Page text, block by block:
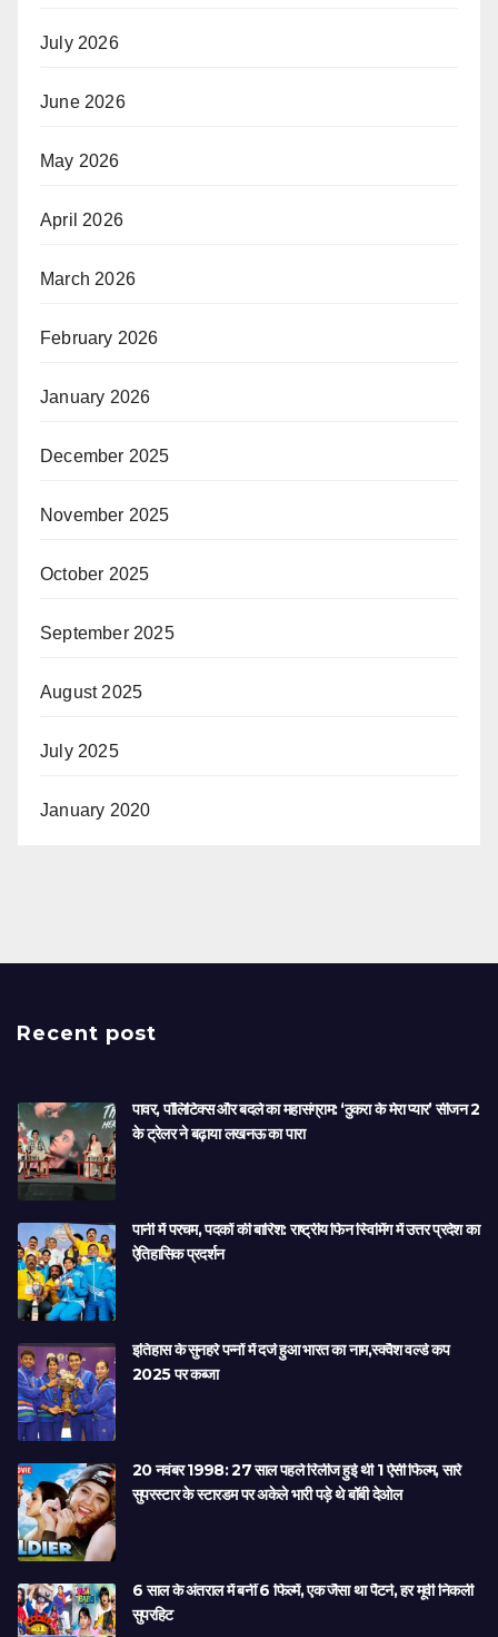
July 2026
June 2026
May 2026
April 2026
March 2026
February 2026
January 2026
December 2025
November 2025
October 2025
September 2025
August 2025
July 2025
January 2020
Recent post
पावर, पॉलिटिक्स और बदले का महासंग्राम: ‘ठुकरा के मेरा प्यार’ सीजन 2
के ट्रेलर ने बढ़ाया लखनऊ का पारा
पानी में परचम, पदकों की बारिश: राष्ट्रीय फिन स्विमिंग में उत्तर प्रदेश का
ऐतिहासिक प्रदर्शन
इतिहास के सुनहरे पन्नों में दर्ज हुआ भारत का नाम,स्क्वैश वर्ल्ड कप
2025 पर कब्जा
20 नवंबर 1998: 27 साल पहले रिलीज हुई थी 1 ऐसी फिल्म, सारे
सुपरस्टार के स्टारडम पर अकेले भारी पड़े थे बॉबी देओल
6 साल के अंतराल में बनीं 6 फिल्में, एक जैसा था पैटर्न, हर मूवी निकली
सुपरहिट